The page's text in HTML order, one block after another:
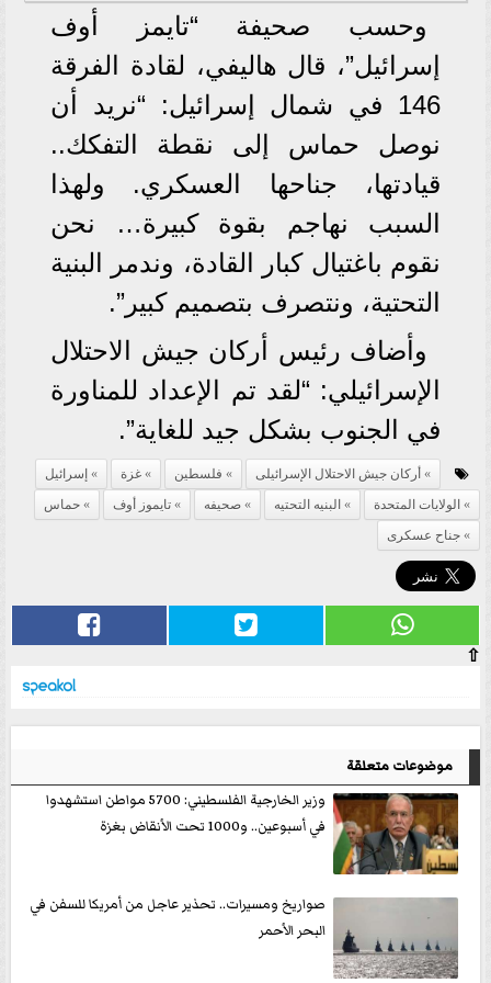
وحسب صحيفة “تايمز أوف
إسرائيل”، قال هاليفي، لقادة الفرقة
146 في شمال إسرائيل: “نريد أن
نوصل حماس إلى نقطة التفكك..
قيادتها، جناحها العسكري. ولهذا
السبب نهاجم بقوة كبيرة… نحن
نقوم باغتيال كبار القادة، وندمر البنية
التحتية، ونتصرف بتصميم كبير”.
وأضاف رئيس أركان جيش الاحتلال
الإسرائيلي: “لقد تم الإعداد للمناورة
في الجنوب بشكل جيد للغاية”.
أركان جيش الاحتلال الإسرائيلى فلسطين غزة
إسرائيل
الولايات المتحدة
البنيه التحتيه صحيفه تايموز أوف
حماس
جناح عسكرى
⇧
موضوعات متعلقة
وزير الخارجية الفلسطيني: 5700 مواطن استشهدوا
في أسبوعين.. و1000 تحت الأنقاض بغزة
صواريخ ومسيرات.. تحذير عاجل من أمريكا للسفن في
البحر الأحمر